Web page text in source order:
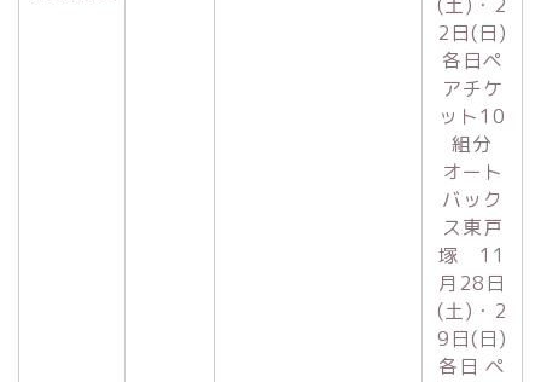
2日(日)
各日ペ
アチケ
ット10
組分
オート
バック
ス東戸
塚 11
月28日
(土)・2
9日(日)
各日 ペ